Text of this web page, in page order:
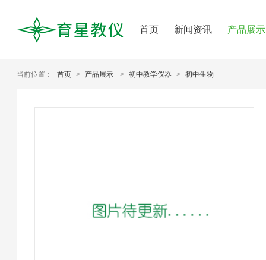
首页 新闻资讯 产品展示
当前位置： 首页 > 产品展示 > 初中教学仪器 > 初中生物